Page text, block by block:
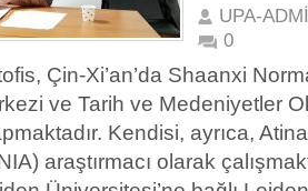
UPA-
0
Çin-Xi’an’da Shaanxi
ve Tarih ve Medeniyetler
Kendisi, ayrıca,
araştırmacı olarak